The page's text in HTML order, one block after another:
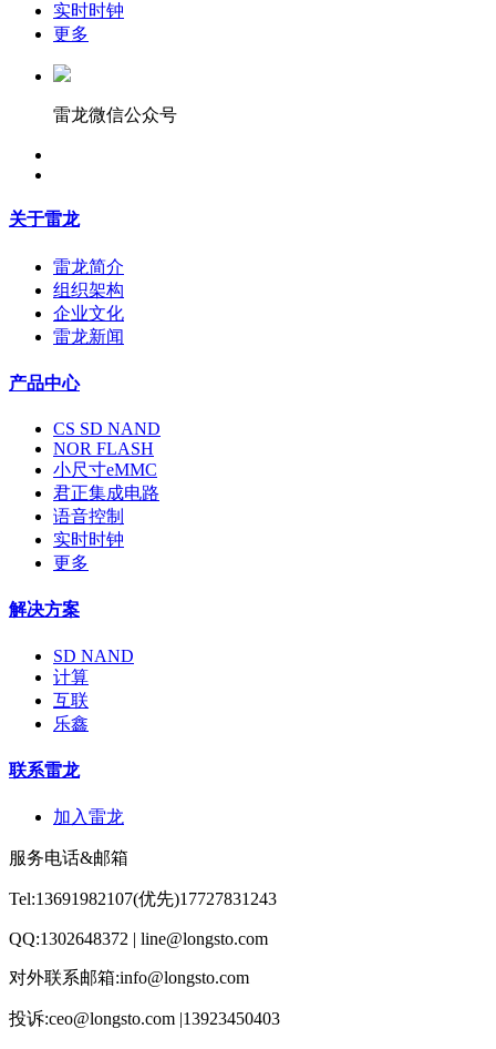
实时时钟
更多
雷龙微信公众号
关于雷龙
雷龙简介
组织架构
企业文化
雷龙新闻
产品中心
CS SD NAND
NOR FLASH
小尺寸eMMC
君正集成电路
语音控制
实时时钟
更多
解决方案
SD NAND
计算
互联
乐鑫
联系雷龙
加入雷龙
服务电话&邮箱
Tel:13691982107(优先)17727831243
QQ:1302648372 | line@longsto.com
对外联系邮箱:info@longsto.com
投诉:ceo@longsto.com |13923450403